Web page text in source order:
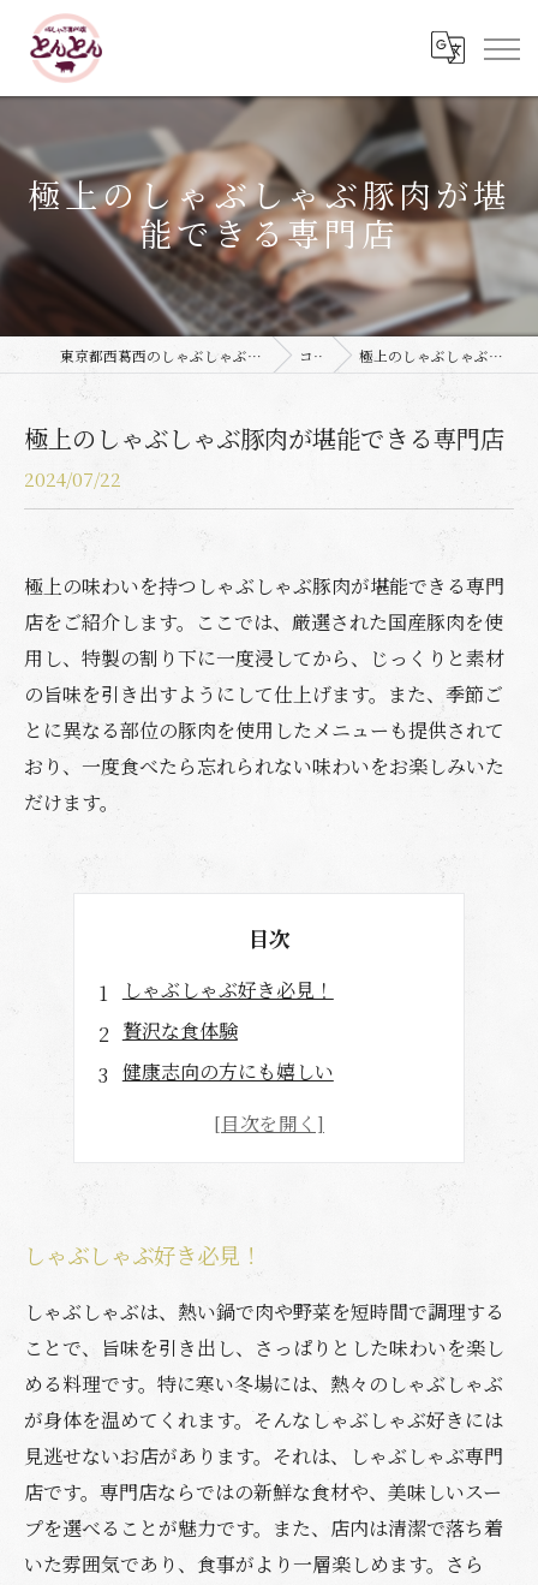
極上のしゃぶしゃぶ豚肉が堪
能できる専門店
東京都西葛西のしゃぶしゃぶなら豚しゃぶ専門店 とんとん コラム 極上のしゃぶしゃぶ豚肉が堪能できる専門店
極上のしゃぶしゃぶ豚肉が堪能できる専門店
2024/07/22
極上の味わいを持つしゃぶしゃぶ豚肉が堪能できる専門
店をご紹介します。ここでは、厳選された国産豚肉を使
用し、特製の割り下に一度浸してから、じっくりと素材
の旨味を引き出すようにして仕上げます。また、季節ご
とに異なる部位の豚肉を使用したメニューも提供されて
おり、一度食べたら忘れられない味わいをお楽しみいた
だけます。
目次
しゃぶしゃぶ好き必見！
贅沢な食体験
健康志向の方にも嬉しい
まるで肉のショーケース！
しゃぶしゃぶ好き必見！
しゃぶしゃぶは、熱い鍋で肉や野菜を短時間で調理する
ことで、旨味を引き出し、さっぱりとした味わいを楽し
める料理です。特に寒い冬場には、熱々のしゃぶしゃぶ
が身体を温めてくれます。そんなしゃぶしゃぶ好きには
見逃せないお店があります。それは、しゃぶしゃぶ専門
店です。専門店ならではの新鮮な食材や、美味しいスー
プを選べることが魅力です。また、店内は清潔で落ち着
いた雰囲気であり、食事がより一層楽しめます。さら